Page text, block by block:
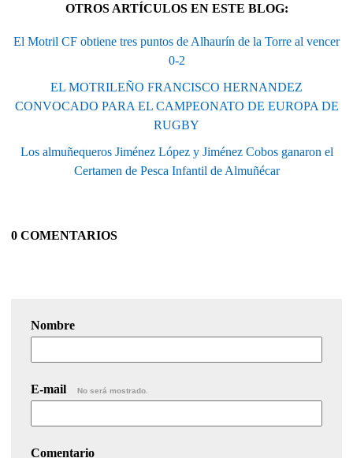
OTROS ARTÍCULOS EN ESTE BLOG:
El Motril CF obtiene tres puntos de Alhaurín de la Torre al vencer
0-2
EL MOTRILEÑO FRANCISCO HERNANDEZ
CONVOCADO PARA EL CAMPEONATO DE EUROPA DE
RUGBY
Los almuñequeros Jiménez López y Jiménez Cobos ganaron el
Certamen de Pesca Infantil de Almuñécar
0 COMENTARIOS
Nombre
E-mail No será mostrado.
Comentario